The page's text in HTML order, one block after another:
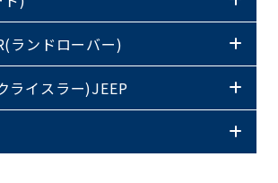
ランドローバー)
ライスラー)JEEP